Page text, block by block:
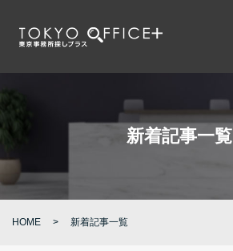
新着記事一覧
HOME 新着記事一覧